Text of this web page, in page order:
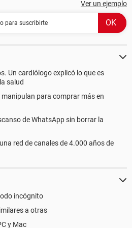
Ver un ejemplo
Un cardiólogo explicó lo que es
salud
manipulan para comprar más en
de WhatsApp sin borrar la
red de canales de 4.000 años de
incógnito
a otras
y Mac